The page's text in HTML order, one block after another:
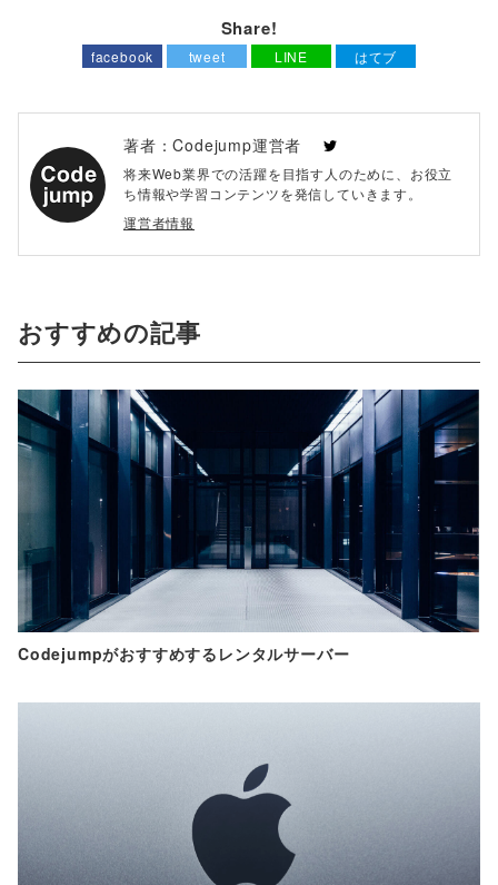
Share!
facebook tweet LINE はてブ
著者：Codejump運営者
将来Web業界での活躍を目指す人のために、お役立
ち情報や学習コンテンツを発信していきます。
運営者情報
おすすめの記事
Codejumpがおすすめするレンタルサーバー